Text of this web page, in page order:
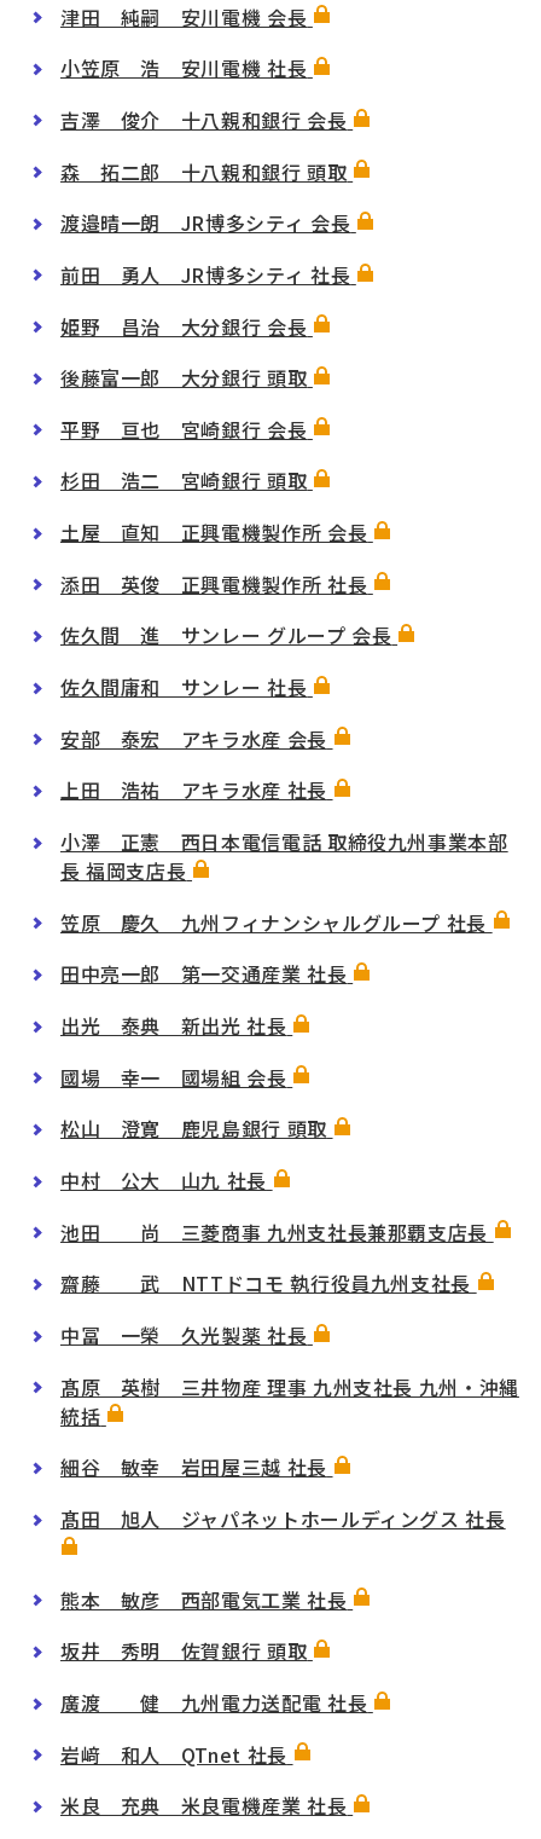
津田 純嗣 安川電機 会長
小笠原 浩 安川電機 社長
吉澤 俊介 十八親和銀行 会長
森 拓二郎 十八親和銀行 頭取
渡邉晴一朗 JR博多シティ 会長
前田 勇人 JR博多シティ 社長
姫野 昌治 大分銀行 会長
後藤富一郎 大分銀行 頭取
平野 亘也 宮崎銀行 会長
杉田 浩二 宮崎銀行 頭取
土屋 直知 正興電機製作所 会長
添田 英俊 正興電機製作所 社長
佐久間 進 サンレー グループ 会長
佐久間庸和 サンレー 社長
安部 泰宏 アキラ水産 会長
上田 浩祐 アキラ水産 社長
小澤 正憲 西日本電信電話 取締役九州事業本部
長 福岡支店長
笠原 慶久 九州フィナンシャルグループ 社長
田中亮一郎 第一交通産業 社長
出光 泰典 新出光 社長
國場 幸一 國場組 会長
松山 澄寛 鹿児島銀行 頭取
中村 公大 山九 社長
池田 尚 三菱商事 九州支社長兼那覇支店長
齋藤 武 NTTドコモ 執行役員九州支社長
中冨 一榮 久光製薬 社長
髙原 英樹 三井物産 理事 九州支社長 九州・沖縄
統括
細谷 敏幸 岩田屋三越 社長
髙田 旭人 ジャパネットホールディングス 社長
熊本 敏彦 西部電気工業 社長
坂井 秀明 佐賀銀行 頭取
廣渡 健 九州電力送配電 社長
岩﨑 和人 QTnet 社長
米良 充典 米良電機産業 社長